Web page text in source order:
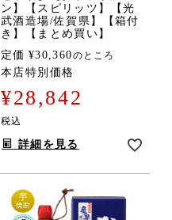
ン】【スピリッツ】【光
武酒造場/佐賀県】【箱付
き】【まとめ買い】
定価 ¥30,360のところ
本店特別価格
¥28,842
税込
詳細を見る